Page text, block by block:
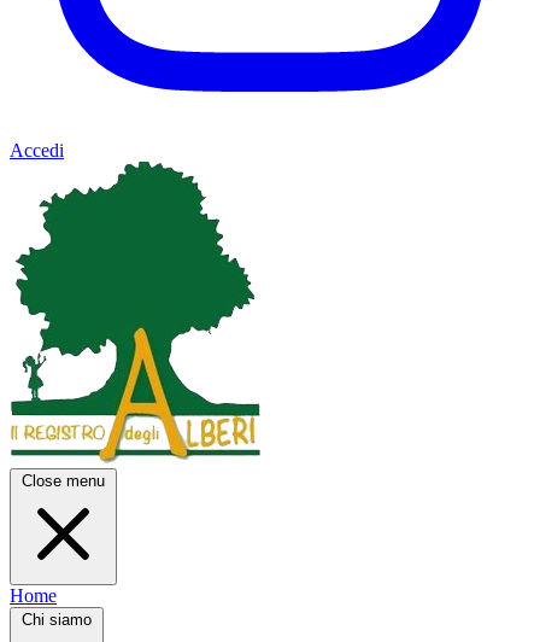
Accedi
Close menu
Home
Chi siamo